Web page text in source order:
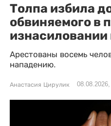
Толпа избила
обвиняемого в
Арестованы восемь
нападению.
Анастасия Цирулик